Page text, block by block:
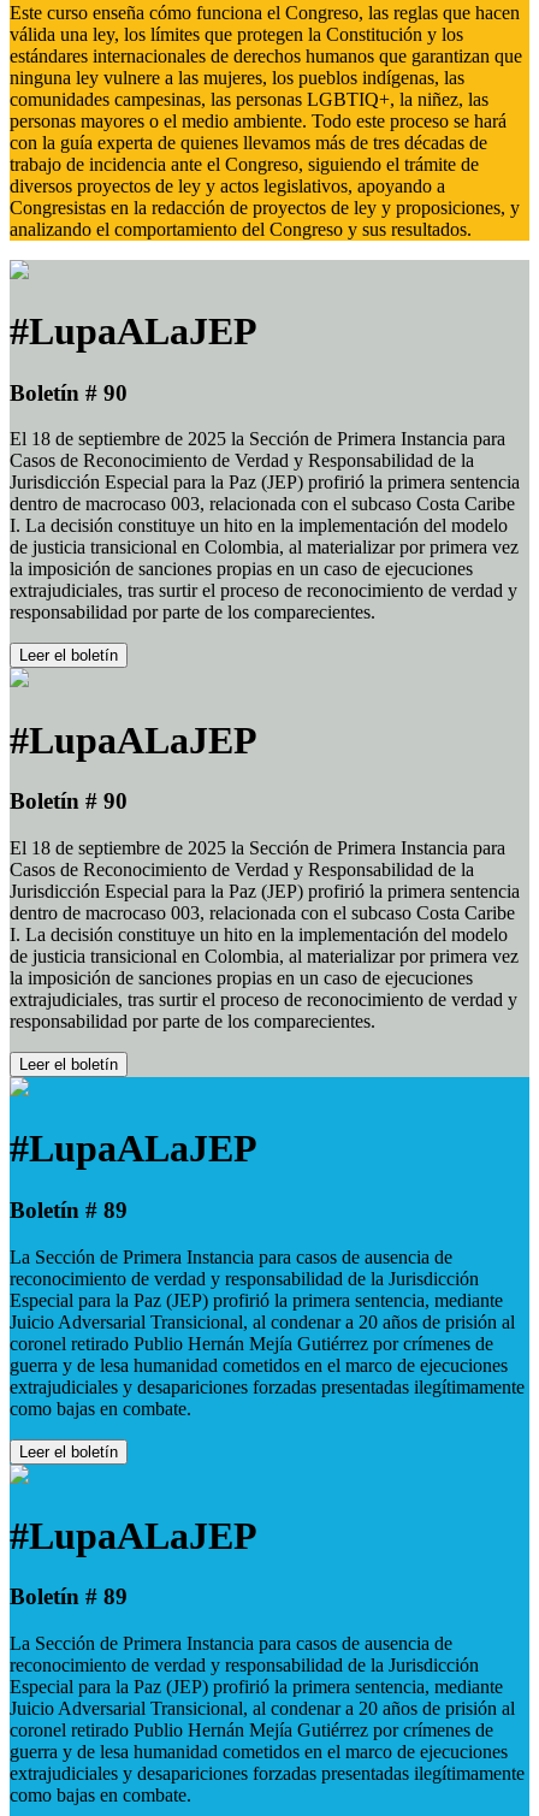
Este curso enseña cómo funciona el Congreso, las reglas que hacen
válida una ley, los límites que protegen la Constitución y los
estándares internacionales de derechos humanos que garantizan que
ninguna ley vulnere a las mujeres, los pueblos indígenas, las
comunidades campesinas, las personas LGBTIQ+, la niñez, las
personas mayores o el medio ambiente. Todo este proceso se hará
con la guía experta de quienes llevamos más de tres décadas de
trabajo de incidencia ante el Congreso, siguiendo el trámite de
diversos proyectos de ley y actos legislativos, apoyando a
Congresistas en la redacción de proyectos de ley y proposiciones, y
analizando el comportamiento del Congreso y sus resultados.
#LupaALaJEP
Boletín # 90
El 18 de septiembre de 2025 la Sección de Primera Instancia para
Casos de Reconocimiento de Verdad y Responsabilidad de la
Jurisdicción Especial para la Paz (JEP) profirió la primera sentencia
dentro de macrocaso 003, relacionada con el subcaso Costa Caribe
I. La decisión constituye un hito en la implementación del modelo
de justicia transicional en Colombia, al materializar por primera vez
la imposición de sanciones propias en un caso de ejecuciones
extrajudiciales, tras surtir el proceso de reconocimiento de verdad y
responsabilidad por parte de los comparecientes.
Leer el boletín
#LupaALaJEP
Boletín # 90
El 18 de septiembre de 2025 la Sección de Primera Instancia para
Casos de Reconocimiento de Verdad y Responsabilidad de la
Jurisdicción Especial para la Paz (JEP) profirió la primera sentencia
dentro de macrocaso 003, relacionada con el subcaso Costa Caribe
I. La decisión constituye un hito en la implementación del modelo
de justicia transicional en Colombia, al materializar por primera vez
la imposición de sanciones propias en un caso de ejecuciones
extrajudiciales, tras surtir el proceso de reconocimiento de verdad y
responsabilidad por parte de los comparecientes.
Leer el boletín
#LupaALaJEP
Boletín # 89
La Sección de Primera Instancia para casos de ausencia de
reconocimiento de verdad y responsabilidad de la Jurisdicción
Especial para la Paz (JEP) profirió la primera sentencia, mediante
Juicio Adversarial Transicional, al condenar a 20 años de prisión al
coronel retirado Publio Hernán Mejía Gutiérrez por crímenes de
guerra y de lesa humanidad cometidos en el marco de ejecuciones
extrajudiciales y desapariciones forzadas presentadas ilegítimamente
como bajas en combate.
Leer el boletín
#LupaALaJEP
Boletín # 89
La Sección de Primera Instancia para casos de ausencia de
reconocimiento de verdad y responsabilidad de la Jurisdicción
Especial para la Paz (JEP) profirió la primera sentencia, mediante
Juicio Adversarial Transicional, al condenar a 20 años de prisión al
coronel retirado Publio Hernán Mejía Gutiérrez por crímenes de
guerra y de lesa humanidad cometidos en el marco de ejecuciones
extrajudiciales y desapariciones forzadas presentadas ilegítimamente
como bajas en combate.